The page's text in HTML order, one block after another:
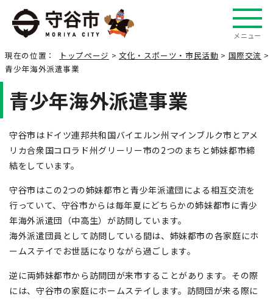
メニュー
現在の位置： トップページ > 文化・スポーツ・市民活動 > 国際交流 >
青少年海外派遣事業
青少年海外派遣事業
守谷市はドイツ連邦共和国バイエルン州マインブルク市とアメ
リカ合衆国コロラド州グリーリー市の2つのまちと姉妹都市締
結をしています。
守谷市はこの2つの姉妹都市と青少年派遣団による相互交流を
行っていて、守谷市からは毎年夏にどちらかの姉妹都市に青少
年海外派遣団（中高生）が訪問しています。
海外派遣団員として訪問している間は、姉妹都市の各家庭にホ
ームステイでお世話になりながら過ごします。
逆に両姉妹都市から訪問団が来市することがあります。その際
には、守谷市の家庭にホームステイします。訪問団が来る際に